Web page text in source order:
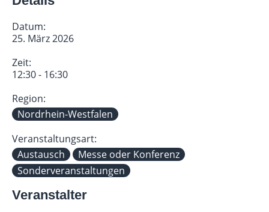
Datum:
25. März 2026
Zeit:
12:30 - 16:30
Region:
Nordrhein-Westfalen
Veranstaltungsart:
Austausch
Messe oder Konferenz
Sonderveranstaltungen
Veranstalter